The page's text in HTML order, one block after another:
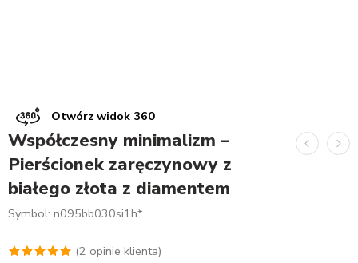
Otwórz widok 360
Współczesny minimalizm –
Pierścionek zaręczynowy z
białego złota z diamentem
Symbol: n095bb030si1h*
(2 opinie klienta)